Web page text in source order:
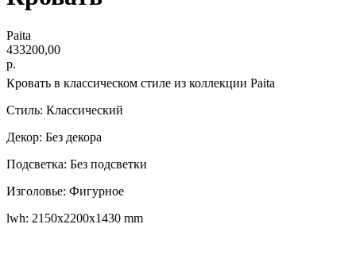
Paita
433200,00
р.
Кровать в классическом стиле из коллекции Paita
Стиль: Классический
Декор: Без декора
Подсветка: Без подсветки
Изголовье: Фигурное
lwh: 2150x2200x1430 mm